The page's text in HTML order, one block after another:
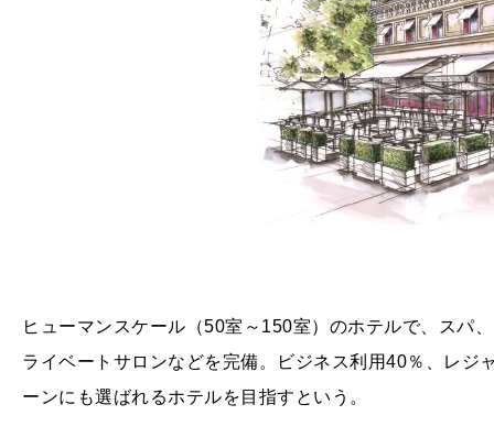
ヒューマンスケール（50室～ 150室）のホテルで、スパ
ライベートサロンなどを完備。ビジネス利用40％、レジ
ーンにも選ばれるホテルを目指すという。